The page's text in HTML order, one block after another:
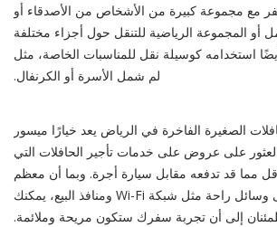
مع مجموعة كبيرة من الأشخاص من الأصدقاء أو
أو المجموعة الرياضية للتنقل حول أجزاء مختلفة
استخدامه كوسيلة نقل للمناسبات الخاصة، مثل
لم شمل الأسرة أو الكرنفال.
الصغيرة الفاخرة في الرياض يعد خيارًا ميسور
العثور على عروض على خدمات تأجير الحافلات التي
مما قد تدفعه مقابل سيارة أجرة. وبما أن معظم
الحافلات تحتوي على وسائل راحة مثل شبكة Wi-Fi ومنافذ البيع، يمكنك
إلى أن تجربة سفرك ستكون مريحة وملائمة.